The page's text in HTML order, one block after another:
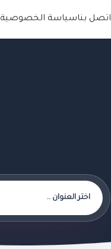
اتصل بناسياسة الخصوصية